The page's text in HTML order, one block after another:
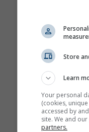
Store
Learn
Your personal
(cookies,
accessed by
site. We and
partners.